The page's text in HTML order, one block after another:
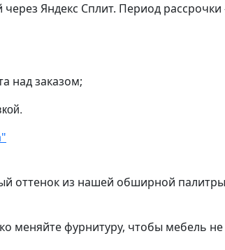
Яндекс Сплит. Период
над заказом;
оттенок из нашей обширной
меняйте фурнитуру, чтобы мебель